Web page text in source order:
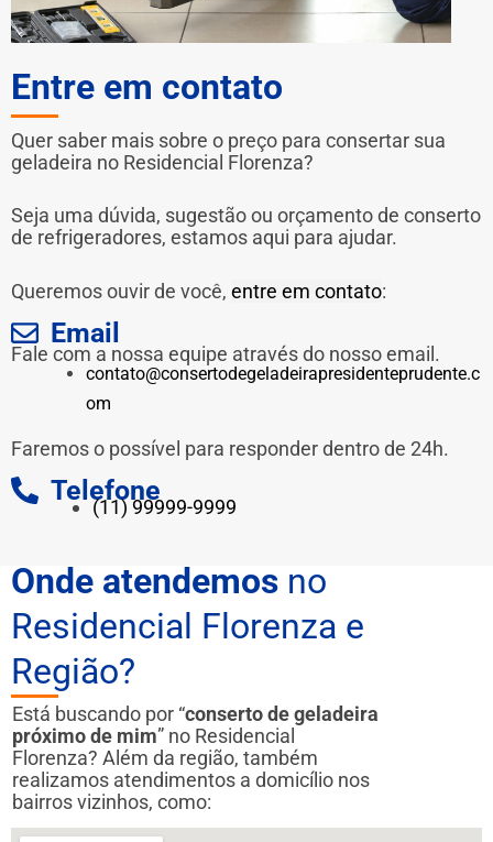
Entre em contato
Quer saber mais sobre o preço para consertar sua
geladeira no Residencial Florenza?
Seja uma dúvida, sugestão ou orçamento de conserto
de refrigeradores, estamos aqui para ajudar.
Queremos ouvir de você, entre em contato:
Email
Fale com a nossa equipe através do nosso email.
contato@consertodegeladeirapresidenteprudente.c
om
Faremos o possível para responder dentro de 24h.
Telefone
(11) 99999-9999
Onde atendemos no
Residencial Florenza e
Região?
Está buscando por “conserto de geladeira
próximo de mim” no Residencial
Florenza? Além da região, também
realizamos atendimentos a domicílio nos
bairros vizinhos, como: